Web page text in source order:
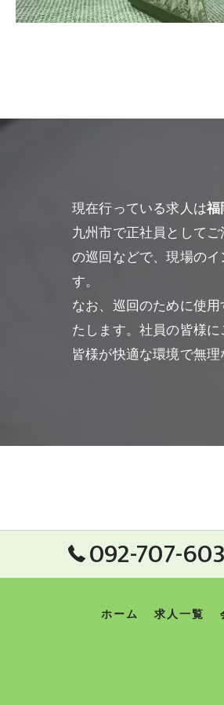
現在行っている求人は
九州市で正社員として
の巡回などで、現場の
す。
なお、巡回のために使
たします。社員の皆様
皆様が快適な環境で無
092-707-
ホーム 求人一覧